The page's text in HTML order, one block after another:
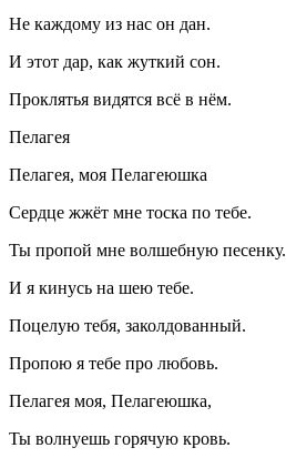
Не каждому из нас он дан.
И этот дар, как жуткий сон.
Проклятья видятся всё в нём.
Пелагея
Пелагея, моя Пелагеюшка
Сердце жжёт мне тоска по тебе.
Ты пропой мне волшебную песенку.
И я кинусь на шею тебе.
Поцелую тебя, заколдованный.
Пропою я тебе про любовь.
Пелагея моя, Пелагеюшка,
Ты волнуешь горячую кровь.